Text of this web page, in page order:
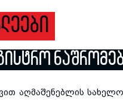
აღმაშენებლის